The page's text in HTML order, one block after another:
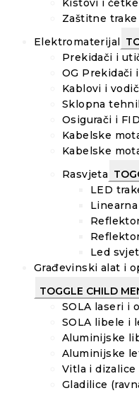
Kistovi i četke
Zaštitne
Elektromaterijal
Prekidači i
OG Prekidači
Kablovi i
Sklopna
Osigurači i
Kabelske
Kabelske
Rasvjeta
LED
Led
Građevinski alat i
TOGGLE CHILD
SOLA laseri i
SOLA libele i
Aluminijske
Aluminijske
Vitla i dizalice
Gladilice